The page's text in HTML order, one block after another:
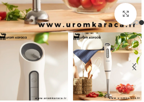
بزرگنمایی تصویر